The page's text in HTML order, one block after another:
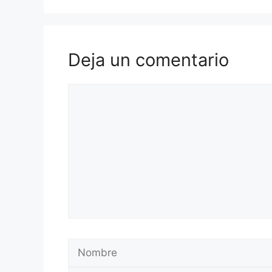
Deja un comentario